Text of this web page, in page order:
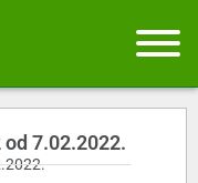
7.02.2022.